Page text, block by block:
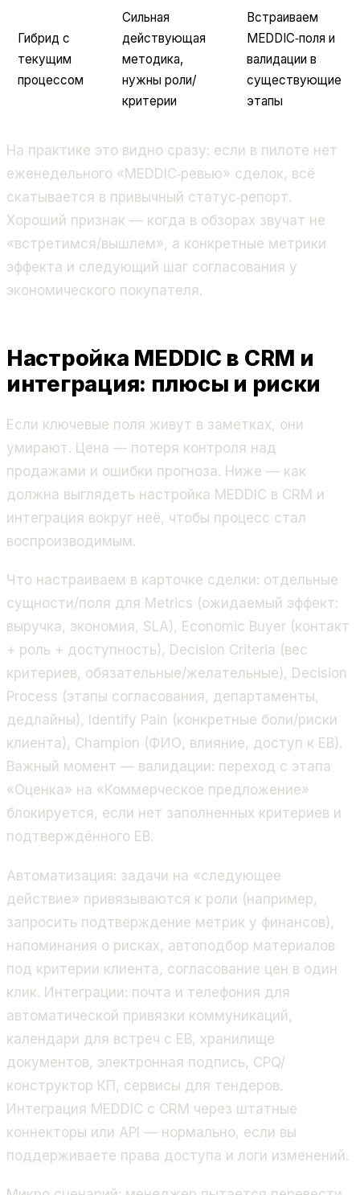
Гибрид с
текущим
процессом
Сильная
действующая
методика,
нужны роли/
критерии
Встраиваем
MEDDIC‑поля и
валидации в
существующие
этапы
На практике это видно сразу: если в пилоте нет
еженедельного «MEDDIC‑ревью» сделок, всё
скатывается в привычный статус‑репорт.
Хороший признак — когда в обзорах звучат не
«встретимся/вышлем», а конкретные метрики
эффекта и следующий шаг согласования у
экономического покупателя.
Настройка MEDDIC в CRM и
интеграция: плюсы и риски
Если ключевые поля живут в заметках, они
умирают. Цена — потеря контроля над
продажами и ошибки прогноза. Ниже — как
должна выглядеть настройка MEDDIC в CRM и
интеграция вокруг неё, чтобы процесс стал
воспроизводимым.
Что настраиваем в карточке сделки: отдельные
сущности/поля для Metrics (ожидаемый эффект:
выручка, экономия, SLA), Economic Buyer (контакт
+ роль + доступность), Decision Criteria (вес
критериев, обязательные/желательные), Decision
Process (этапы согласования, департаменты,
дедлайны), Identify Pain (конкретные боли/риски
клиента), Champion (ФИО, влияние, доступ к EB).
Важный момент — валидации: переход с этапа
«Оценка» на «Коммерческое предложение»
блокируется, если нет заполненных критериев и
подтверждённого EB.
Автоматизация: задачи на «следующее
действие» привязываются к роли (например,
запросить подтверждение метрик у финансов),
напоминания о рисках, автоподбор материалов
под критерии клиента, согласование цен в один
клик. Интеграции: почта и телефония для
автоматической привязки коммуникаций,
календари для встреч с EB, хранилище
документов, электронная подпись, CPQ/
конструктор КП, сервисы для тендеров.
Интеграция MEDDIC с CRM через штатные
коннекторы или API — нормально, если вы
поддерживаете права доступа и логи изменений.